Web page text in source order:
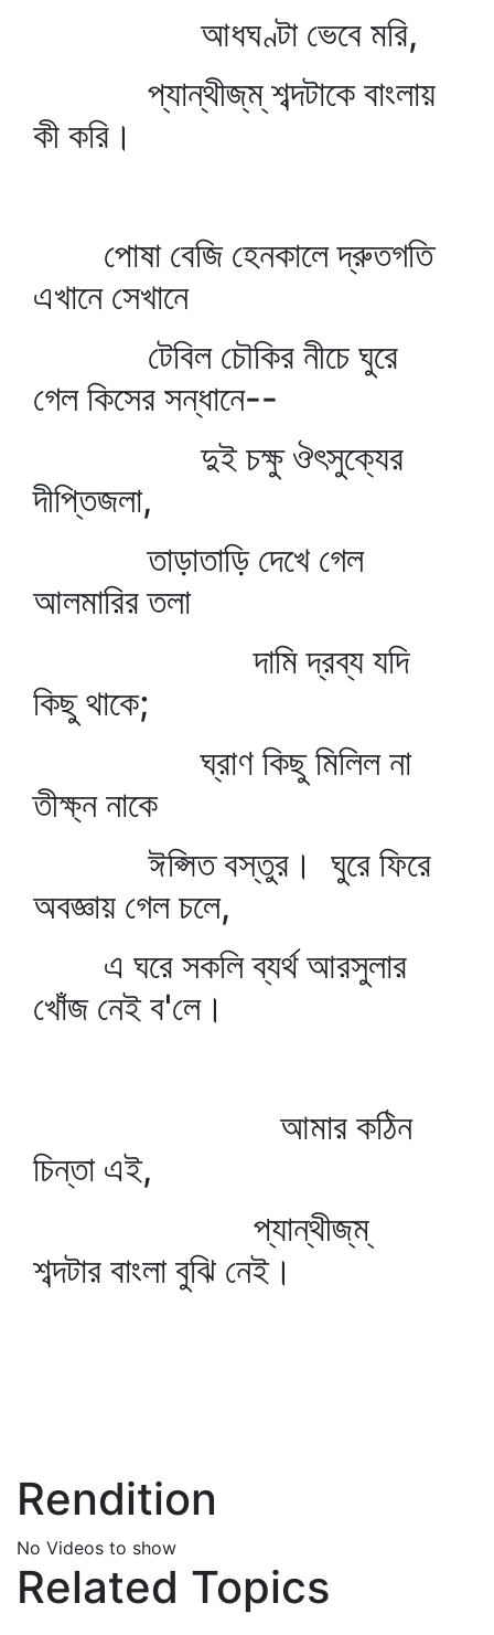
আধঘণ্টা ভেবে মরি,
প্যান্থীজ্‌ম্‌ শব্দটাকে বাংলায়
কী করি।
পোষা বেজি হেনকালে দ্রুতগতি
এখানে সেখানে
টেবিল চৌকির নীচে ঘুরে
গেল কিসের সন্ধানে--
দুই চক্ষু ঔৎসুক্যের
দীপ্তিজলা,
তাড়াতাড়ি দেখে গেল
আলমারির তলা
দামি দ্রব্য যদি
কিছু থাকে;
ঘ্রাণ কিছু মিলিল না
তীক্ষ্ন নাকে
ঈপ্সিত বস্তুর। ঘুরে ফিরে
অবজ্ঞায় গেল চলে,
এ ঘরে সকলি ব্যর্থ আরসুলার
খোঁজ নেই ব'লে।
আমার কঠিন
চিন্তা এই,
প্যান্থীজ্‌ম্‌
শব্দটার বাংলা বুঝি নেই।
Rendition
No Videos to show
Related Topics